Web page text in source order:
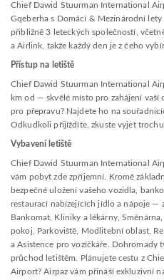
Chief Dawid Stuurman International
Gqeberha s Domácí & Mezinárodní
přibližně 3 leteckých společností,
a Airlink, takže každý den je z čeho
Přístup na letiště
Chief Dawid Stuurman International
km od — skvělé místo pro zahájení vaší
pro přepravu? Najdete ho na
Odkudkoli přijíždíte, zkuste vyjet trochu
Vybavení letiště
Chief Dawid Stuurman International
vám pobyt zde zpříjemní. Kromě
bezpečné uložení vašeho vozidla,
restaurací nabízejících jídlo a nápoje —
Bankomat, Kliniky a lékárny,
pokoj, Parkoviště, Modlitební oblast,
a Asistence pro vozíčkáře. Dohromady
průchod letištěm. Plánujete cestu z
Airport? Airpaz vám přináší exkluzivní